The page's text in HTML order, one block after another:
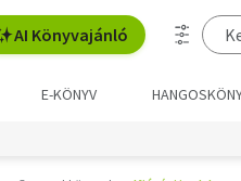
AI Könyvajánló
E-KÖNYV